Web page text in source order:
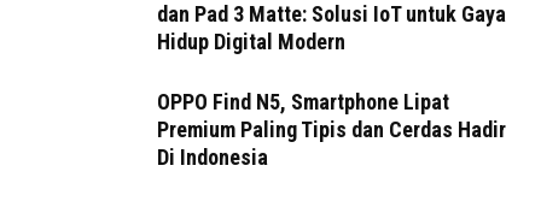
dan Pad 3 Matte: Solusi IoT untuk Gaya
Hidup Digital Modern
OPPO Find N5, Smartphone Lipat
Premium Paling Tipis dan Cerdas Hadir
Di Indonesia